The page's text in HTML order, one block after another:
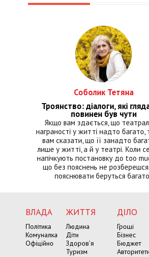
Соболик Тетяна
Троянство: діалоги, які
повинен був чути
Якщо вам здається, що
награності у житті надто багато,
вам сказати, що її занадто
лише у житті, а й у театрі. Коли
напічкують постановку до too
що без пояснень не
пояснювати беруться багато
ВЛАДА
Політика
Комуналка
Офіційно
ЖИТТЯ
Людина
Діти
Здоров’я
Туризм
ДІЛО
Гроші
Бізнес
Бюджет